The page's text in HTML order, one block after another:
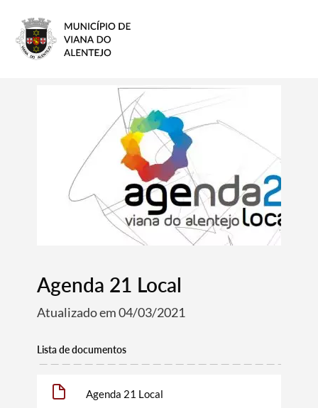
Agenda 21 Local
Atualizado em 04/03/2021
Lista de documentos
Agenda 21 Local